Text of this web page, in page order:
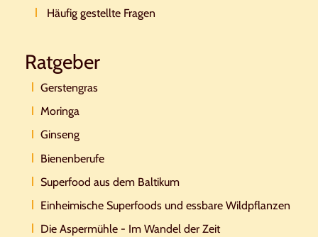
Häufig gestellte Fragen
Ratgeber
Gerstengras
Moringa
Ginseng
Bienenberufe
Superfood aus dem Baltikum
Einheimische Superfoods und essbare Wildpflanzen
Die Aspermühle - Im Wandel der Zeit